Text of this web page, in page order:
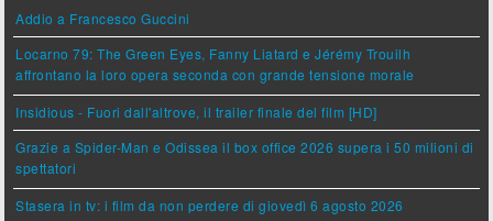
Addio a Francesco Guccini
Locarno 79: The Green Eyes, Fanny Liatard e Jérémy Trouilh
affrontano la loro opera seconda con grande tensione morale
Insidious - Fuori dall'altrove, il trailer finale del film [HD]
Grazie a Spider-Man e Odissea il box office 2026 supera i 50 milioni di
spettatori
Stasera in tv: i film da non perdere di giovedì 6 agosto 2026